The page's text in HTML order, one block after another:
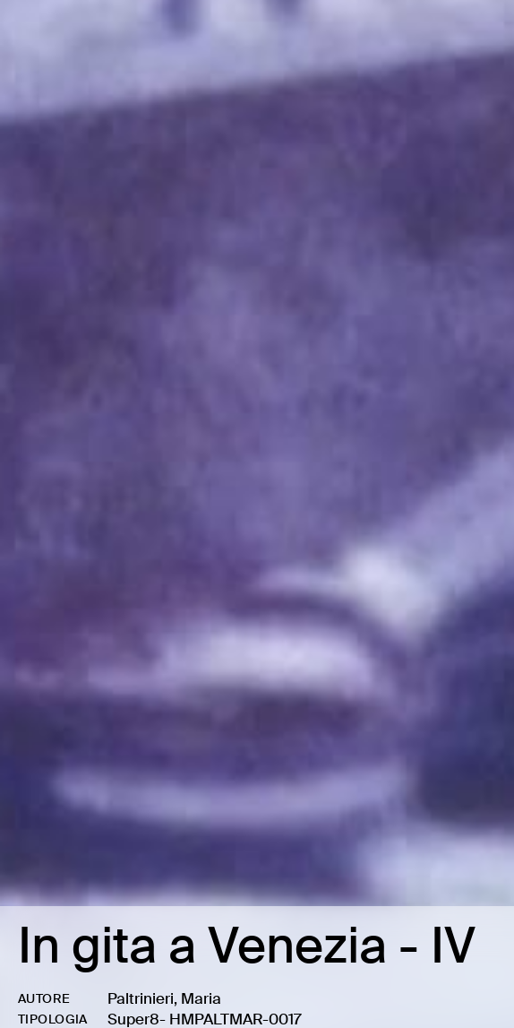
In gita a Venezia - IV
AUTORE Paltrinieri, Maria
TIPOLOGIA Super8- HMPALTMAR-0017